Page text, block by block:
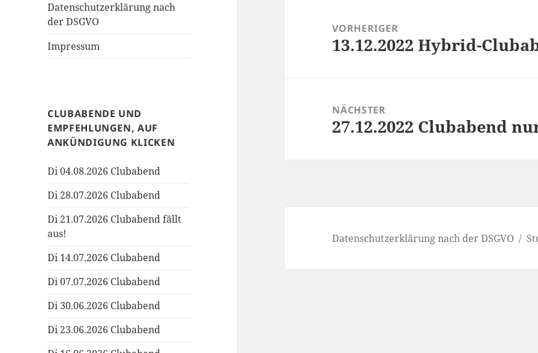
Datenschutzerklärung nach
der DSGVO
Impressum
CLUBABENDE UND
EMPFEHLUNGEN, AUF
ANKÜNDIGUNG KLICKEN
Di 04.08.2026 Clubabend
Di 28.07.2026 Clubabend
Di 21.07.2026 Clubabend fällt
aus!
Di 14.07.2026 Clubabend
Di 07.07.2026 Clubabend
Di 30.06.2026 Clubabend
Di 23.06.2026 Clubabend
VORHERIGER
Vorheriger
13.12.2022 Hybrid-
NÄCHSTER
Nächster
27.12.2022 Clubabend
Datenschutzerklärung nach der DSGVO